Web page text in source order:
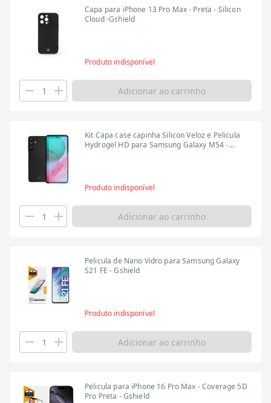
Capa para iPhone 13 Pro Max - Preta - Silicon
Cloud -Gshield
Produto indisponível
Adicionar ao carrinho
Kit Capa case capinha Silicon Veloz e Pelicula
Hydrogel HD para Samsung Galaxy M54 -
Produto indisponível
Adicionar ao carrinho
Pelicula de Nano Vidro para Samsung Galaxy
S21 FE - Gshield
Produto indisponível
Adicionar ao carrinho
Pelicula para iPhone 16 Pro Max - Coverage 5D
Pro Preta - Gshield